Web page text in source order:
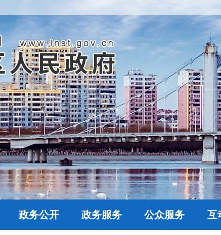
政务公开 政务服务 公众服务 互